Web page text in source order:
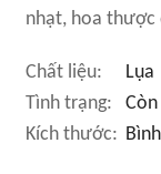
nhạt, hoa thược
Chất liệu:
Lụa
Tình trạng:
Kích thước: